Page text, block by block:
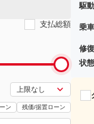
支払総額
ン 残価/据置ローン
駆
乗
修
状